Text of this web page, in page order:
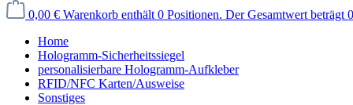
0,00 € Warenkorb enthält 0 Positionen. Der Gesamtwert beträgt
Home
Hologramm-Sicherheitssiegel
personalisierbare Hologramm-Aufkleber
RFID/NFC Karten/Ausweise
Sonstiges